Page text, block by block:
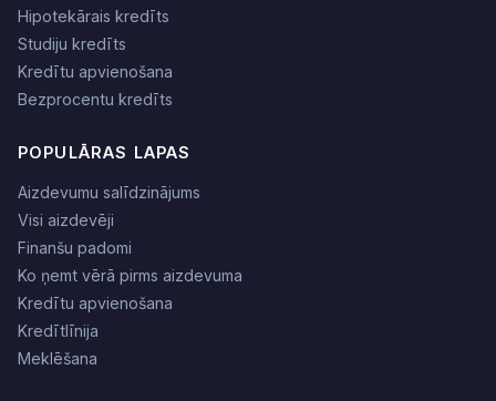
Hipotekārais kredīts
Studiju kredīts
Kredītu apvienošana
Bezprocentu kredīts
POPULĀRAS LAPAS
Aizdevumu salīdzinājums
Visi aizdevēji
Finanšu padomi
Ko ņemt vērā pirms aizdevuma
Kredītu apvienošana
Kredītlīnija
Meklēšana